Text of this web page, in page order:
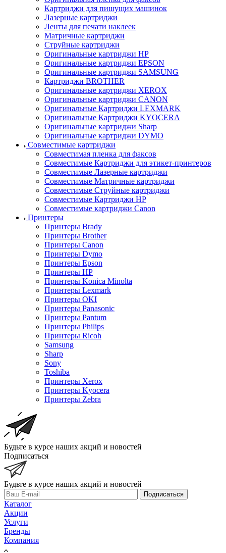
Картриджи для пишущих машинок
Лазерные картриджи
Ленты для печати наклеек
Матричные картриджи
Струйные картриджи
Оригинальные картриджи HP
Оригинальные картриджи EPSON
Оригинальные картриджи SAMSUNG
Картриджи BROTHER
Оригинальные картриджи XEROX
Оригинальные картриджи CANON
Оригинальные Картриджи LEXMARK
Оригинальные Картриджи KYOCERA
Оригинальные картриджи Sharp
Оригинальные картриджи DYMO
Совместимые картриджи
Совместимая пленка для факсов
Совместимые Картриджи для этикет-принтеров
Совместимые Лазерные картриджи
Совместимые Матричные картриджи
Совместимые Струйные картриджи
Совместимые Картриджи HP
Совместимые картриджи Canon
Принтеры
Принтеры Brady
Принтеры Brother
Принтеры Canon
Принтеры Dymo
Принтеры Epson
Принтеры HP
Принтеры Konica Minolta
Принтеры Lexmark
Принтеры OKI
Принтеры Panasonic
Принтеры Pantum
Принтеры Philips
Принтеры Ricoh
Samsung
Sharp
Sony
Toshiba
Принтеры Xerox
Принтеры Kyocera
Принтеры Zebra
Будьте в курсе наших акций и новостей
Подписаться
Будьте в курсе наших акций и новостей
Подписаться
Каталог
Акции
Услуги
Бренды
Компания